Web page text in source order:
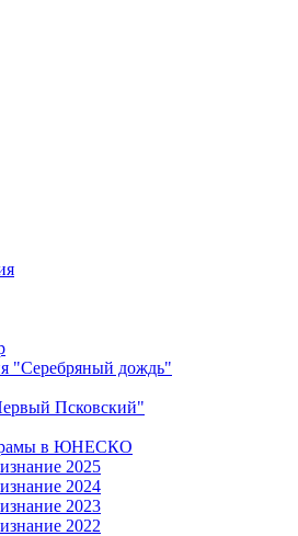
"Серебряный дождь"
Псковский"
в ЮНЕСКО
2025
2024
2023
2022